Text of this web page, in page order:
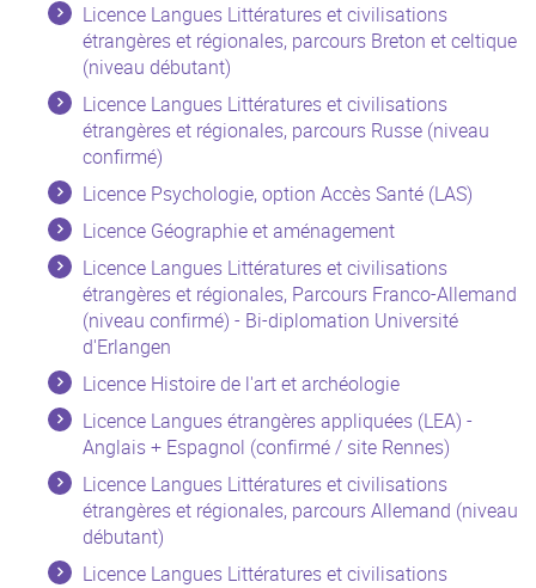
Licence Langues Littératures et civilisations
étrangères et régionales, parcours Breton et celtique
(niveau débutant)
Licence Langues Littératures et civilisations
étrangères et régionales, parcours Russe (niveau
confirmé)
Licence Psychologie, option Accès Santé (LAS)
Licence Géographie et aménagement
Licence Langues Littératures et civilisations
étrangères et régionales, Parcours Franco-Allemand
(niveau confirmé) - Bi-diplomation Université
d'Erlangen
Licence Histoire de l'art et archéologie
Licence Langues étrangères appliquées (LEA) -
Anglais + Espagnol (confirmé / site Rennes)
Licence Langues Littératures et civilisations
étrangères et régionales, parcours Allemand (niveau
débutant)
Licence Langues Littératures et civilisations